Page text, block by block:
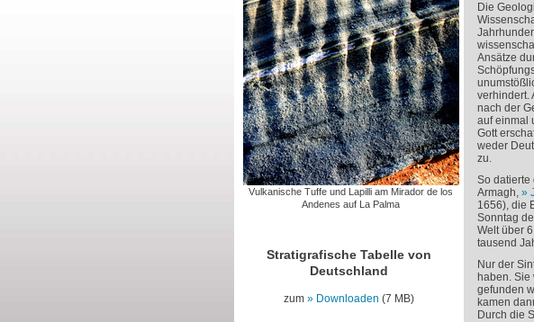
Vulkanische Tuffe und Lapilli am Mirador de los
Andenes auf La Palma
Stratigrafische Tabelle von
Deutschland
zum Downloaden (7 MB)
Die
Ansätze
verhindert.
nach der
auf einmal
Gott
weder
zu.
So datierte
Armagh,
1656), die
Sonntag
Welt über
tausend
Nur der
haben.
gefunden
kamen
Durch die